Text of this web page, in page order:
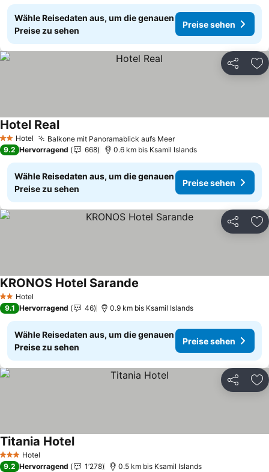
Wähle Reisedaten aus, um die genauen
Preise zu sehen
Preise sehen
Teilen
2 Sterne
Hotel Balkone mit Panoramablick aufs Meer
Hotel Real
9.2 Hervorragend 668 0.6 km bis Ksamil Islands
Wähle Reisedaten aus, um die genauen
Preise zu sehen
Preise sehen
Teilen
2 Sterne
Hotel
KRONOS Hotel Sarande
9.1 Hervorragend 46 0.9 km bis Ksamil Islands
Wähle Reisedaten aus, um die genauen
Preise zu sehen
Preise sehen
Teilen
3 SterneHotel
Titania Hotel
9.2 Hervorragend 1’278 0.5 km bis Ksamil Islands